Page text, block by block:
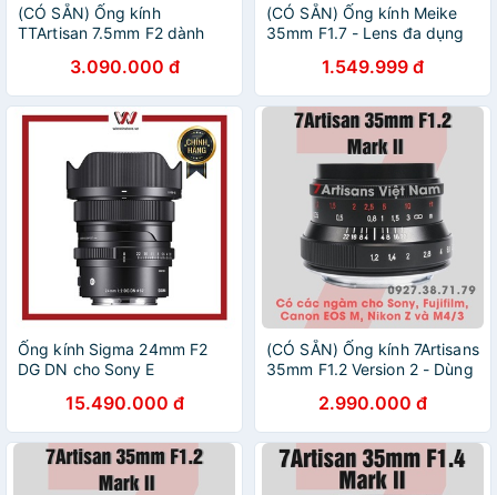
(CÓ SẴN) Ống kính
TTArtisan 7.5mm F2 dành
EOS-M, Canon RF, Leica L,
M4/3 và Nikon Z
3.090.000 đ
(CÓ SẴN) Ống kính Meike
35mm F1.7 - Lens đa dụng
Panasonic Olympus M43
vàCanon EOS-M
1.549.999 đ
Ống kính Sigma 24mm F2
DG DN cho Sony E
15.490.000 đ
(CÓ SẴN) Ống kính 7Artisans
35mm F1.2 Version 2 - Dùng
M, Nikon Z và Panasonic
Olympus M43
2.990.000 đ